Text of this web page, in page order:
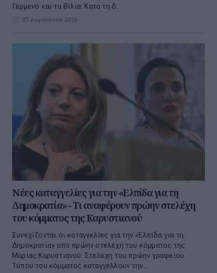
Γερμενό και τα Βίλια. Κατά τη δ...
07 Αυγούστου 2026
Νέες καταγγελίες για την «Ελπίδα για τη
Δημοκρατία» - Τι αναφέρουν πρώην στελέχη
του κόμματος της Καρυστιανού
Συνεχίζονται οι καταγγελίες για την «Ελπίδα για τη
Δημοκρατία» από πρώην στελέχη του κόμματος της
Μαρίας Καρυστιανού. Στελέχη του πρώην γραφείου
Τύπου του κόμματος καταγγέλλουν την...